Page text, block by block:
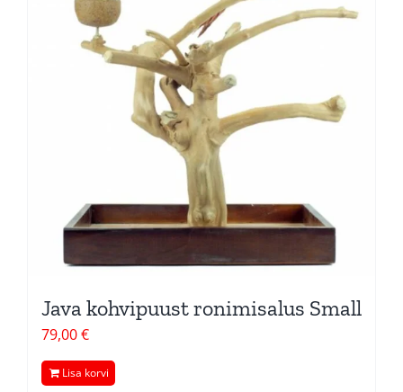
Java kohvipuust ronimisalus Small
79,00€
Lisa korvi